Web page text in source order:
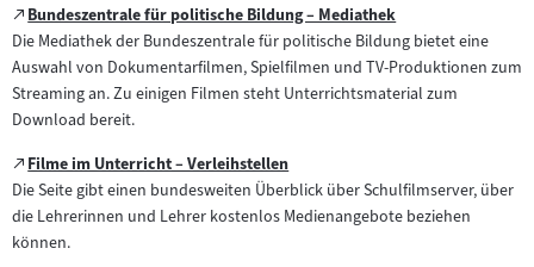
Zum
externen
Inhalt:
Bundeszentrale für politische Bildung – Mediathek
(öffnet
im
neuen
Tab)
Die Mediathek der Bundeszentrale für politische Bildung bietet eine
Auswahl von Dokumentarfilmen, Spielfilmen und TV-Produktionen zum
Streaming an. Zu einigen Filmen steht Unterrichtsmaterial zum
Download bereit.
Zum
externen
Inhalt:
Filme im Unterricht – Verleihstellen
(öffnet
im
neuen
Tab)
Die Seite gibt einen bundesweiten Überblick über Schulfilmserver, über
die Lehrerinnen und Lehrer kostenlos Medienangebote beziehen
können.